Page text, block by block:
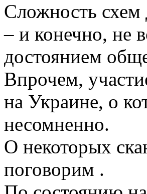
Сложность схем
– и конечно, не
достоянием
Впрочем,
на Украине, о
несомненно.
О некоторых
поговорим .